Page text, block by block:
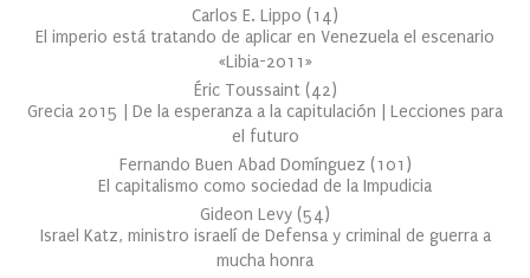
Carlos E. Lippo (14)
El imperio está tratando de aplicar en Venezuela el escenario
«Libia-2011»
Éric Toussaint (42)
Grecia 2015 | De la esperanza a la capitulación | Lecciones para
el futuro
Fernando Buen Abad Domínguez (101 )
El capitalismo como sociedad de la Impudicia
Gideon Levy (54)
Israel Katz, ministro israelí de Defensa y criminal de guerra a
mucha honra